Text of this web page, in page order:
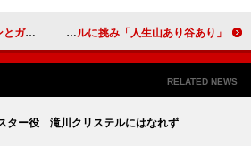
がクレーム 相葉雅紀、新ＣＭで迫真の演技を披露 風速２５メートルに挑み「人生山あり谷あり」
RELATED NEWS
ター役 滝川クリステルにはなれず